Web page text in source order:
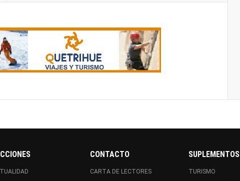
CONTACTO
CARTA DE LECTORES
SUPLEMENTOS
TURISMO